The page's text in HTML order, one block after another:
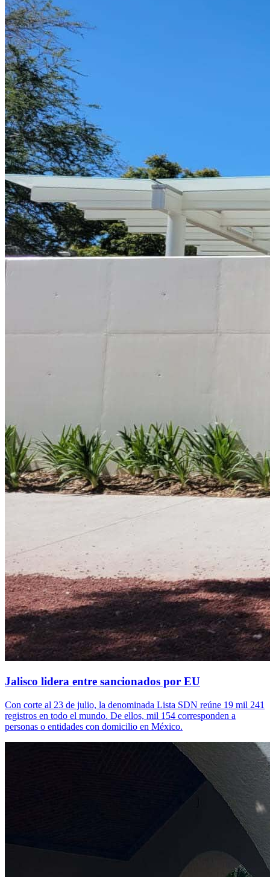
Jalisco lidera entre sancionados por EU
Con corte al 23 de julio, la denominada Lista SDN reúne 19 mil 241
registros en todo el mundo. De ellos, mil 154 corresponden a
personas o entidades con domicilio en México.